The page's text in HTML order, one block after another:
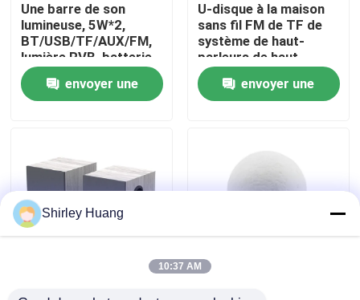
Contrôle de la qualité
Nous contacter
Les affaires
Demandez un devis
Une barre de son
lumineuse, 5W*2,
BT/USB/TF/AUX/FM,
lumière RVB, batterie
de 1200 mAh
envoyer une
U-disque à la maison
sans fil FM de TF de
système de haut-
parleurs de haut-
parleur de haute
fidélité portatif de 5W
Bluetooth aux.
envoyer une
Shirley Huang
10:37 AM